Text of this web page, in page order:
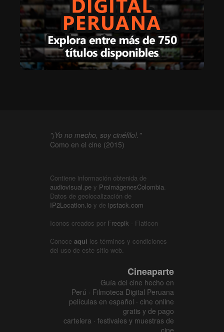
"¡Yo no mecho, soy cinéfilo!."
Como en el cine (2015)
Contiene información obtenida de
audiovisual.pe y ProimágenesColombia.
Datos de geolocalización de
IP2Location.io y de ipstack.com
Iconos creados por Freepik - Flaticon
Conoce aquí los términos y condiciones
del uso de este sitio web.
Cineaparte
Guía del cine hecho en
Perú · Filmoteca Digital Peruana
películas en español · cine online
gratis y de pago
cartelera · festivales y muestras de